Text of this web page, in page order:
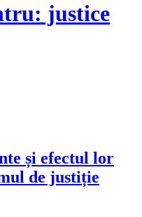
justice
și efectul lor
de justiție